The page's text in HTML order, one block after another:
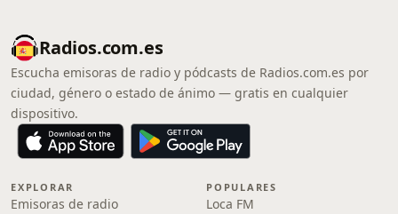
Radios.com.es
Escucha emisoras de radio y pódcasts de Radios.com.es por
ciudad, género o estado de ánimo — gratis en cualquier
dispositivo.
EXPLORAR
Emisoras de radio
POPULARES
Loca FM